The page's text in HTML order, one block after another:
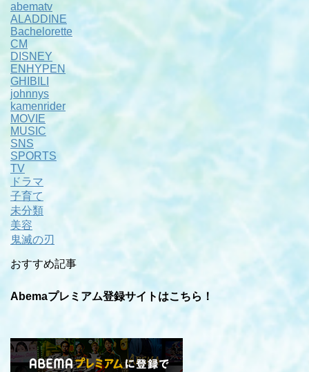
abematv
ALADDINE
Bachelorette
CM
DISNEY
ENHYPEN
GHIBILI
johnnys
kamenrider
MOVIE
MUSIC
SNS
SPORTS
TV
ドラマ
子育て
未分類
美容
鬼滅の刃
おすすめ記事
Abemaプレミアム登録サイトはこちら！